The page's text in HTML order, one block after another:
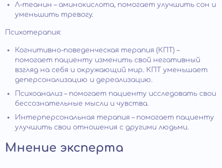
Л-теанин – аминокислота, помогает улучшить сон и
уменьшить тревогу.
Психотерапия:
Когнитивно-поведенческая терапия (КПТ) –
помогает пациенту изменить свой негативный
взгляд на себя и окружающий мир. КПТ уменьшает
деперсонализацию и дереализацию.
Психоанализ – помогает пациенту исследовать свои
бессознательные мысли и чувства.
Интерперсональная терапия – помогает пациенту
улучшить свои отношения с другими людьми.
Мнение эксперта